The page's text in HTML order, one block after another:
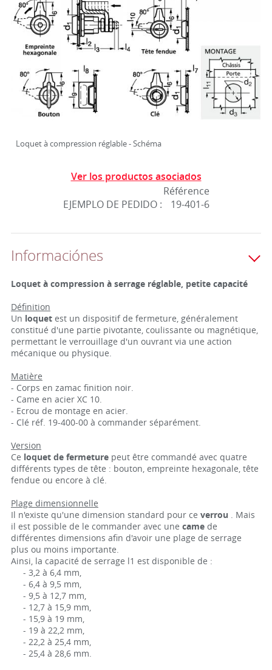
Loquet à compression réglable - Schéma
Ver los productos asociados
EJEMPLO DE PEDIDO :
Référence
19-401-6
Informaciónes
Loquet à compression à serrage réglable, petite capacité
Définition
Un loquet est un dispositif de fermeture, généralement
constitué d'une partie pivotante, coulissante ou magnétique,
permettant le verrouillage d'un ouvrant via une action
mécanique ou physique.
Matière
- Corps en zamac finition noir.
- Came en acier XC 10.
- Ecrou de montage en acier.
- Clé réf. 19-400-00 à commander séparément.
Version
Ce loquet de fermeturepeut être commandé avec quatre
différents types de tête : bouton, empreinte hexagonale, tête
fendue ou encore à clé.
Plage dimensionnelle
Il n'existe qu'une dimension standard pour ce verrou . Mais
il est possible de le commander avec une came de
différentes dimensions afin d'avoir une plage de serrage
plus ou moins importante.
Ainsi, la capacité de serrage l1 est disponible de :
- 3,2 à 6,4 mm,
- 6,4 à 9,5 mm,
- 9,5 à 12,7 mm,
- 12,7 à 15,9 mm,
- 15,9 à 19 mm,
- 19 à 22,2 mm,
- 22,2 à 25,4 mm,
- 25,4 à 28,6 mm.